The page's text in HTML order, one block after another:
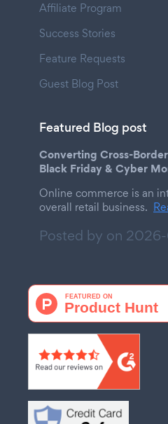
Affiliate Program
Success Stories
Feature Requests
Guest Blog Post
Featured Blog post
Converting Cross-
Black Friday & Cyber
Online commerce is an
overall retail business.
Posted by on